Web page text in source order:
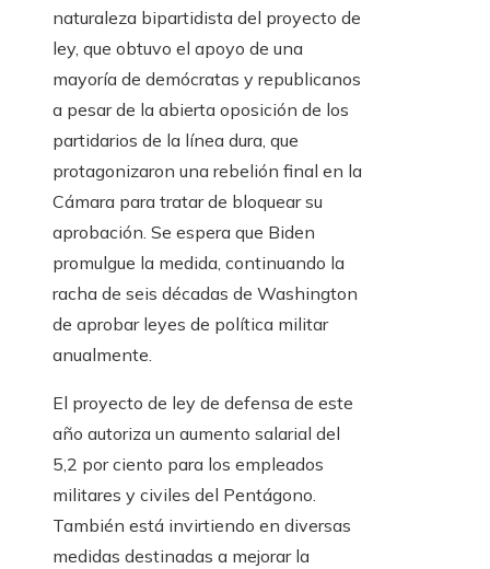
naturaleza bipartidista del proyecto de
ley, que obtuvo el apoyo de una
mayoría de demócratas y republicanos
a pesar de la abierta oposición de los
partidarios de la línea dura, que
protagonizaron una rebelión final en la
Cámara para tratar de bloquear su
aprobación. Se espera que Biden
promulgue la medida, continuando la
racha de seis décadas de Washington
de aprobar leyes de política militar
anualmente.
El proyecto de ley de defensa de este
año autoriza un aumento salarial del
5,2 por ciento para los empleados
militares y civiles del Pentágono.
También está invirtiendo en diversas
medidas destinadas a mejorar la